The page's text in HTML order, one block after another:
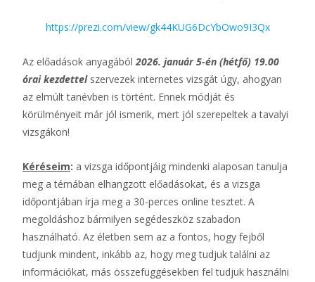
https://prezi.com/view/gk44KUG6DcYbOwo9I3Qx
Az előadások anyagából2026. január 5-én (hétfő) 19.00
órai kezdettelszervezek internetes vizsgát úgy, ahogyan
az elmúlt tanévben is történt. Ennek módját és
körülményeit már jól ismerik, mert jól szerepeltek a tavalyi
vizsgákon!
Kéréseim: a vizsga időpontjáig mindenki alaposan tanulja
meg a témában elhangzott előadásokat, és a vizsga
időpontjában írja meg a 30-perces online tesztet. A
megoldáshoz bármilyen segédeszköz szabadon
használható. Az életben sem az a fontos, hogy fejből
tudjunk mindent, inkább az, hogy meg tudjuk találni az
információkat, más összefüggésekben fel tudjuk használni